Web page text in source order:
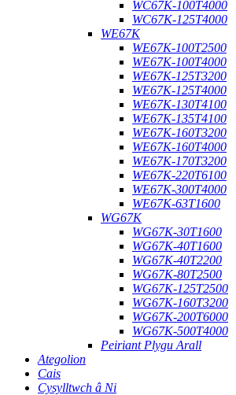
WC67K-100T4000
WC67K-125T4000
WE67K
WE67K-100T2500
WE67K-100T4000
WE67K-125T3200
WE67K-125T4000
WE67K-130T4100
WE67K-135T4100
WE67K-160T3200
WE67K-160T4000
WE67K-170T3200
WE67K-220T6100
WE67K-300T4000
WE67K-63T1600
WG67K
WG67K-30T1600
WG67K-40T1600
WG67K-40T2200
WG67K-80T2500
WG67K-125T2500
WG67K-160T3200
WG67K-200T6000
WG67K-500T4000
Peiriant Plygu Arall
Ategolion
Cais
Cysylltwch â Ni